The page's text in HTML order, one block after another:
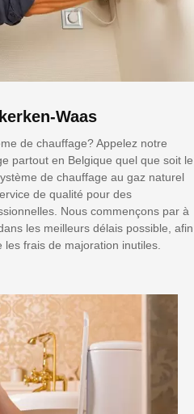
Waas
de chauffage? Appelez notre
partout en Belgique quel que soit le
de chauffage au gaz naturel
de qualité pour des
Nous commençons par à
les meilleurs délais possible, afin
frais de majoration inutiles.